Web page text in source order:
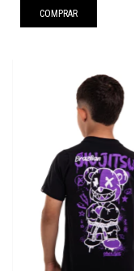
COMPRAR